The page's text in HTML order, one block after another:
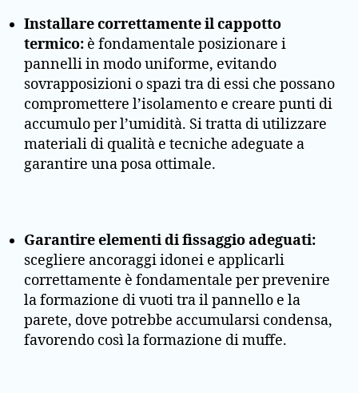
Installare correttamente il cappotto
termico: è fondamentale posizionare i
pannelli in modo uniforme, evitando
sovrapposizioni o spazi tra di essi che possano
compromettere l’isolamento e creare punti di
accumulo per l’umidità. Si tratta di utilizzare
materiali di qualità e tecniche adeguate a
garantire una posa ottimale.
Garantire elementi di fissaggio adeguati:
scegliere ancoraggi idonei e applicarli
correttamente è fondamentale per prevenire
la formazione di vuoti tra il pannello e la
parete, dove potrebbe accumularsi condensa,
favorendo così la formazione di muffe.